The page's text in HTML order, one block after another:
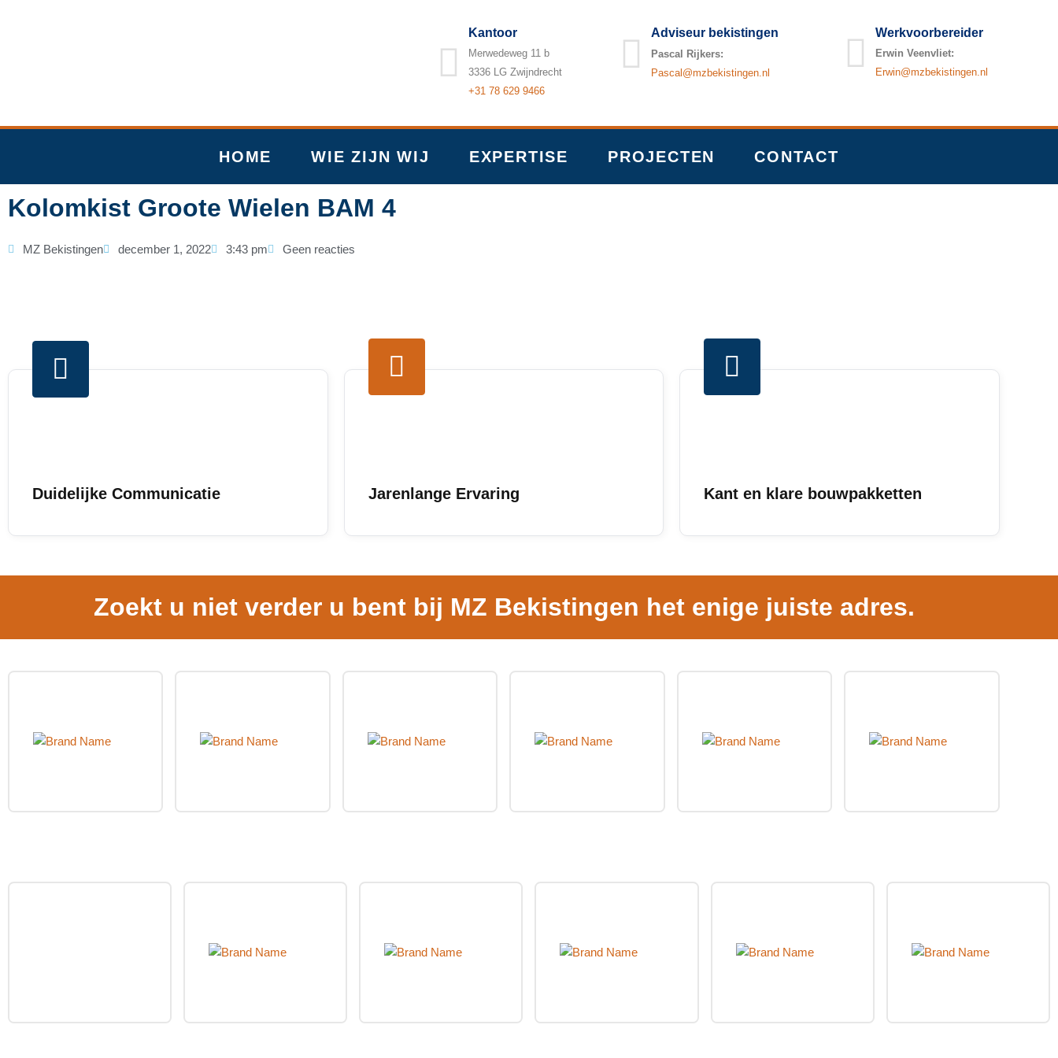
Kantoor
Merwedeweg 11 b
3336 LG Zwijndrecht
+31 78 629 9466
Adviseur bekistingen
Pascal Rijkers:
Pascal@mzbekistingen.nl
Werkvoorbereider
Erwin Veenvliet:
Erwin@mzbekistingen.nl
HOME WIE ZIJN WIJ EXPERTISE PROJECTEN CONTACT
Kolomkist Groote Wielen BAM 4
MZ Bekistingen december 1, 2022 3:43 pm Geen reacties
Duidelijke Communicatie Jarenlange Ervaring Kant en klare bouwpakketten
Zoekt u niet verder u bent bij MZ Bekistingen het enige juiste adres.